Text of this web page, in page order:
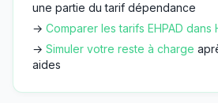
une partie du tarif dépendance
→ Comparer les tarifs EHPAD dans
→ Simuler votre reste à charge
aides